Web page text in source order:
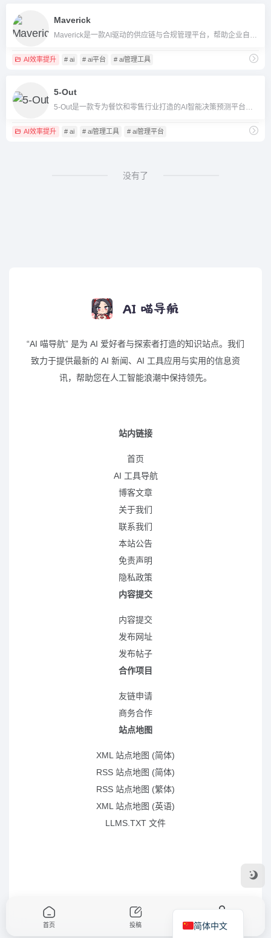
Maverick
AI效率提升 # ai # ai平台 # ai管理工具
5-Out
AI效率提升 # ai # ai管理工具 # ai管理平台
没有了
“AI 喵导航” 是为 AI 爱好者与探索者打造的知识站点。我们
致力于提供最新的 AI 新闻、AI 工具应用与实用的信息资
讯，帮助您在人工智能浪潮中保持领先。
站内链接
首页
AI 工具导航
博客文章
关于我们
联系我们
本站公告
免责声明
隐私政策
内容提交
内容提交
发布网址
发布帖子
合作项目
友链申请
商务合作
站点地图
XML 站点地图 (简体)
RSS 站点地图 (简体)
RSS 站点地图 (繁体)
XML 站点地图 (英语)
LLMS.TXT 文件
首页 投稿 我的
简体中文